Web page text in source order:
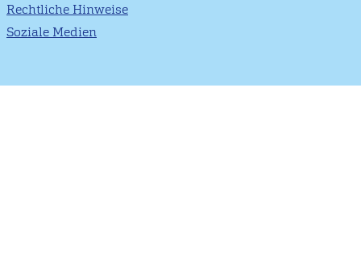
Rechtliche Hinweise
Soziale Medien